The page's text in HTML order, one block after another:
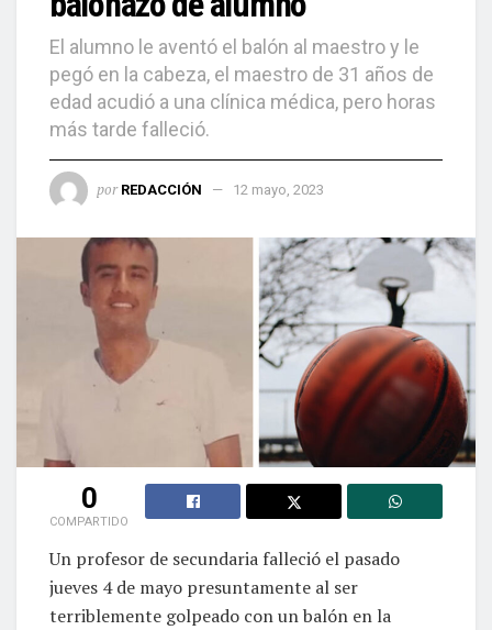
El alumno le aventó el balón al maestro y le
pegó en la cabeza, el maestro de 31 años de
edad acudió a una clínica médica, pero horas
más tarde falleció.
por REDACCIÓN 12 mayo, 2023
0
COMPARTIDO
Un profesor de secundaria falleció el pasado
jueves 4 de mayo presuntamente al ser
terriblemente golpeado con un balón en la